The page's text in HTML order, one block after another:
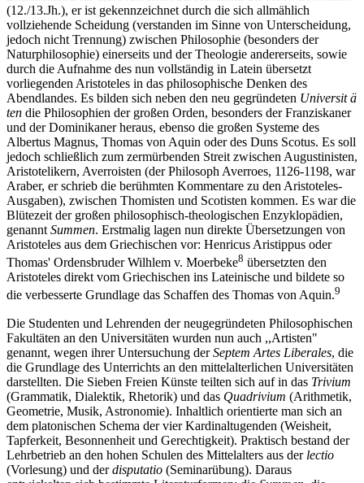
(12./13.Jh.), er ist gekennzeichnet durch die sich allmählich
vollziehende Scheidung (verstanden im Sinne von Unterscheidung,
jedoch nicht Trennung) zwischen Philosophie (besonders der
Naturphilosophie) einerseits und der Theologie andererseits, sowie
durch die Aufnahme des nun vollständig in Latein übersetzt
vorliegenden Aristoteles in das philosophische Denken des
Abendlandes. Es bilden sich neben den neu gegründeten Universit ä
ten die Philosophien der großen Orden, besonders der Franziskaner
und der Dominikaner heraus, ebenso die großen Systeme des
Albertus Magnus, Thomas von Aquin oder des Duns Scotus. Es soll
jedoch schließlich zum zermürbenden Streit zwischen Augustinisten,
Aristotelikern, Averroisten (der Philosoph Averroes, 1126-1198, war
Araber, er schrieb die berühmten Kommentare zu den Aristoteles-
Ausgaben), zwischen Thomisten und Scotisten kommen. Es war die
Blütezeit der großen philosophisch-theologischen Enzyklopädien,
genannt Summen. Erstmalig lagen nun direkte Übersetzungen von
Aristoteles aus dem Griechischen vor: Henricus Aristippus oder
Thomas' Ordensbruder Wilhlem v. Moerbeke8 übersetzten den
Aristoteles direkt vom Griechischen ins Lateinische und bildete so
die verbesserte Grundlage das Schaffen des Thomas von Aquin.9
Die Studenten und Lehrenden der neugegründeten Philosophischen
Fakultäten an den Universitäten wurden nun auch ,,Artisten"
genannt, wegen ihrer Untersuchung derSeptem Artes Liberales, die
die Grundlage des Unterrichts an den mittelalterlichen Universitäten
darstellten. Die Sieben Freien Künste teilten sich auf in das Trivium
(Grammatik, Dialektik, Rhetorik) und das Quadrivium (Arithmetik,
Geometrie, Musik, Astronomie). Inhaltlich orientierte man sich an
dem platonischen Schema der vier Kardinaltugenden (Weisheit,
Tapferkeit, Besonnenheit und Gerechtigkeit). Praktisch bestand der
Lehrbetrieb an den hohen Schulen des Mittelalters aus der lectio
(Vorlesung) und derdisputatio (Seminarübung). Daraus